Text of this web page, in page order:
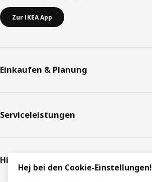
Zur IKEA App
Einkaufen & Planung
Serviceleistungen
Hilfe & Support
Hej bei den Cookie-Einstellungen!